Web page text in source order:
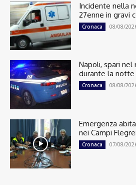
Incidente nella
27enne in gravi
Cronaca 08/08/
Napoli, spari nel
durante la notte
Cronaca 08/08/
Emergenza
nei Campi
Cronaca 07/08/